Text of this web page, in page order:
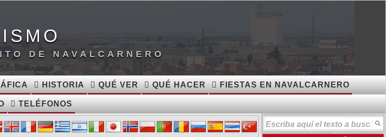
DE NAVALCARNERO
HISTORIA QUÉ VER QUÉ HACER FIESTAS EN NAVALCARNERO
TELÉFONOS